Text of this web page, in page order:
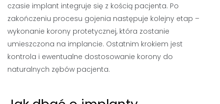
czasie implant integruje się z kością pacjenta. Po
zakończeniu procesu gojenia następuje kolejny etap –
wykonanie korony protetycznej, która zostanie
umieszczona na implancie. Ostatnim krokiem jest
kontrola i ewentualne dostosowanie korony do
naturalnych zębów pacjenta.